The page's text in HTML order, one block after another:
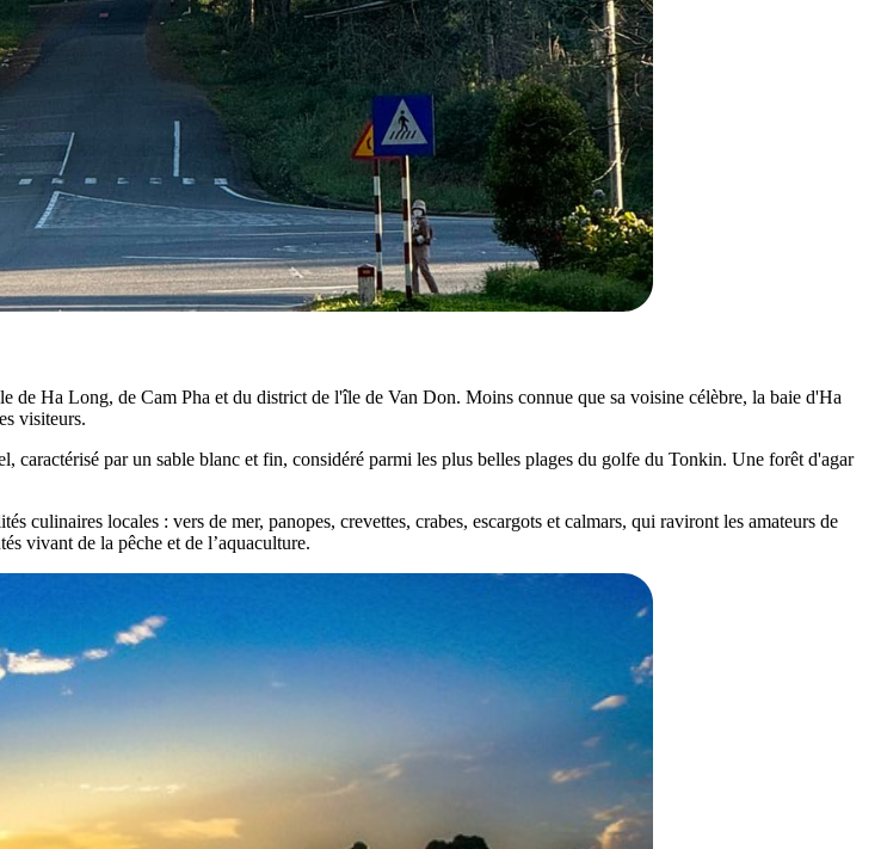
de Ha Long, de Cam Pha et du district de l'île de Van Don. Moins connue que sa voisine célèbre, la baie d'Ha
visiteurs.
caractérisé par un sable blanc et fin, considéré parmi les plus belles plages du golfe du Tonkin. Une forêt d'agar
culinaires locales : vers de mer, panopes, crevettes, crabes, escargots et calmars, qui raviront les amateurs de
vivant de la pêche et de l’aquaculture.